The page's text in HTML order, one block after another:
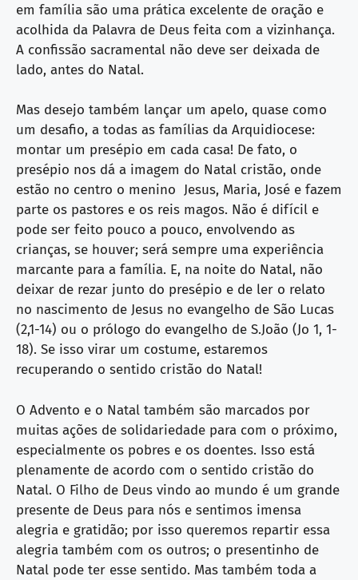
em família são uma prática excelente de oração e
acolhida da Palavra de Deus feita com a vizinhança.
A confissão sacramental não deve ser deixada de
lado, antes do Natal.
Mas desejo também lançar um apelo, quase como
um desafio, a todas as famílias da Arquidiocese:
montar um presépio em cada casa! De fato, o
presépio nos dá a imagem do Natal cristão, onde
estão no centro o menino Jesus, Maria, José e fazem
parte os pastores e os reis magos. Não é difícil e
pode ser feito pouco a pouco, envolvendo as
crianças, se houver; será sempre uma experiência
marcante para a família. E, na noite do Natal, não
deixar de rezar junto do presépio e de ler o relato
no nascimento de Jesus no evangelho de São Lucas
(2,1-14) ou o prólogo do evangelho de S.João (Jo 1, 1-
18). Se isso virar um costume, estaremos
recuperando o sentido cristão do Natal!
O Advento e o Natal também são marcados por
muitas ações de solidariedade para com o próximo,
especialmente os pobres e os doentes. Isso está
plenamente de acordo com o sentido cristão do
Natal. O Filho de Deus vindo ao mundo é um grande
presente de Deus para nós e sentimos imensa
alegria e gratidão; por isso queremos repartir essa
alegria também com os outros; o presentinho de
Natal pode ter esse sentido. Mas também toda a